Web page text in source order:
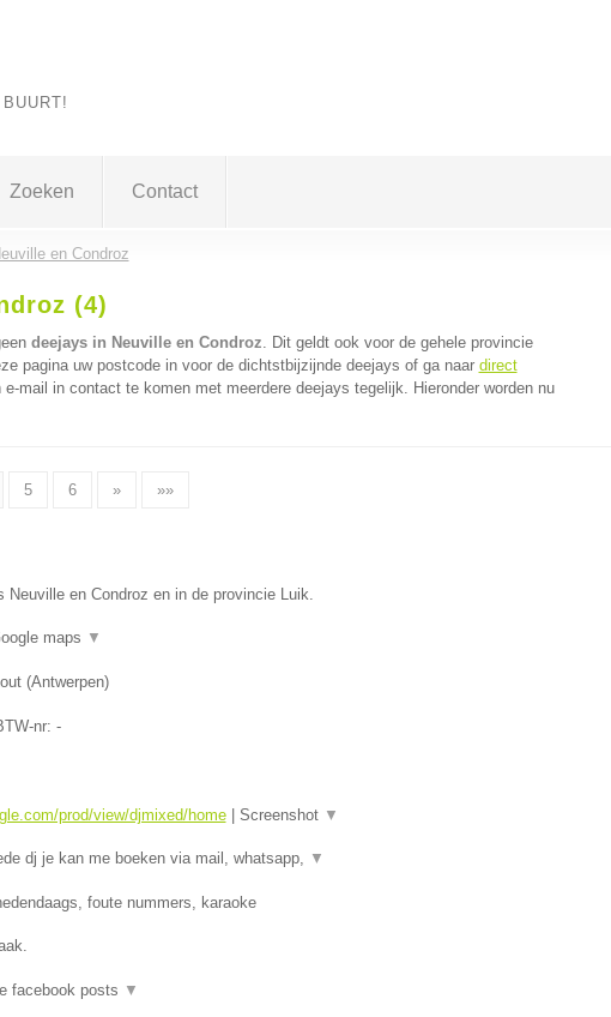
Zoeken Contact
en Condroz
(4)
deejays in Neuville en Condroz. Dit geldt ook voor de gehele provincie
pagina uw postcode in voor de dichtstbijzijnde deejays of ga naar direct
e-mail in contact te komen met meerdere deejays tegelijk. Hieronder worden nu
5 6 » »»
Neuville en Condroz en in de provincie Luik.
maps ▼
(Antwerpen)
nr: -
prod/view/djmixed/home| Screenshot ▼
dj je kan me boeken via mail, whatsapp, ▼
foute nummers, karaoke
facebook posts ▼